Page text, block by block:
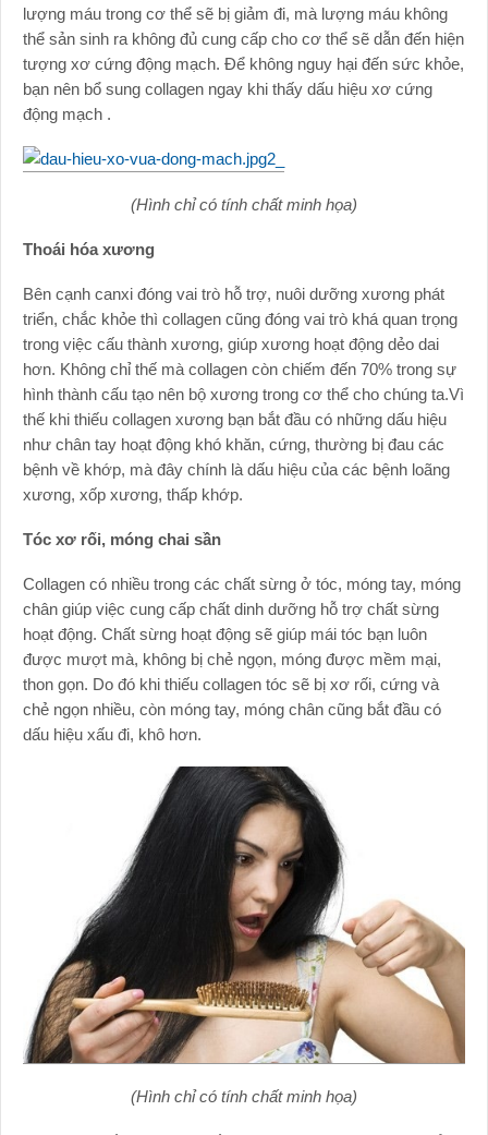
lượng máu trong cơ thể sẽ bị giảm đi, mà lượng máu không
thể sản sinh ra không đủ cung cấp cho cơ thể sẽ dẫn đến hiện
tượng xơ cứng động mạch. Để không nguy hại đến sức khỏe,
bạn nên bổ sung collagen ngay khi thấy dấu hiệu xơ cứng
động mạch .
(Hình chỉ có tính chất minh họa)
Thoái hóa xương
Bên cạnh canxi đóng vai trò hỗ trợ, nuôi dưỡng xương phát
triển, chắc khỏe thì collagen cũng đóng vai trò khá quan trọng
trong việc cấu thành xương, giúp xương hoạt động dẻo dai
hơn. Không chỉ thế mà collagen còn chiếm đến 70% trong sự
hình thành cấu tạo nên bộ xương trong cơ thể cho chúng ta.Vì
thế khi thiếu collagen xương bạn bắt đầu có những dấu hiệu
như chân tay hoạt động khó khăn, cứng, thường bị đau các
bệnh về khớp, mà đây chính là dấu hiệu của các bệnh loãng
xương, xốp xương, thấp khớp.
Tóc xơ rối, móng chai sần
Collagen có nhiều trong các chất sừng ở tóc, móng tay, móng
chân giúp việc cung cấp chất dinh dưỡng hỗ trợ chất sừng
hoạt động. Chất sừng hoạt động sẽ giúp mái tóc bạn luôn
được mượt mà, không bị chẻ ngọn, móng được mềm mại,
thon gọn. Do đó khi thiếu collagen tóc sẽ bị xơ rối, cứng và
chẻ ngọn nhiều, còn móng tay, móng chân cũng bắt đầu có
dấu hiệu xấu đi, khô hơn.
(Hình chỉ có tính chất minh họa)